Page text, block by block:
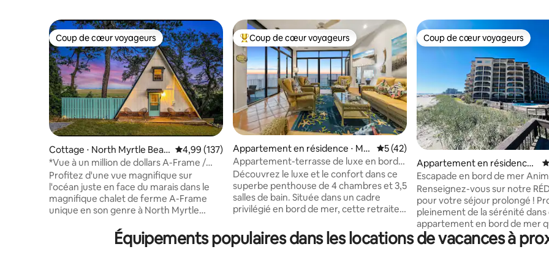
Coup de cœur voyageurs
Coup de cœur voyageurs
Cottage ⋅ North Myrtle Beac
h
Évaluation moyenne sur la base de 137 commentaires : 4,99 sur 5
4,99 (137)
*Vue à un million de dollars A-Frame /
Jacuzzi / Foyer*
Profitez d'une vue magnifique sur
l'océan juste en face du marais dans le
magnifique chalet de ferme A-Frame
unique en son genre à North Myrtle
café et de vos boissons préférées sur la
terrasse arrière tout en regardant le
Coups de cœur voyageurs les plus appréciés
Coup de cœur voyageurs
Appartement en résidence ⋅ Myr
tle Beach
Évaluation moyenne sur la base de 42
5 (42)
Appartement-terrasse de luxe en bord
de mer
Découvrez le luxe et le confort dans ce
superbe penthouse de 4 chambres et 3,5
salles de bain. Située dans un cadre
privilégié en bord de mer, cette retraite
souffle, un mobilier élégant et des
équipements modernes. Profitez d'une
Coup de cœur voyageurs
Coup de cœur voyageurs
Appartement en résidence ⋅
Myrtle Beach
Escapade en bord de mer
acceptés avec vue sur le
Renseignez-vous sur notre
pour votre séjour prolongé ! Profitez
pleinement de la sérénité
appartement en bord de mer
tout ce dont vous avez besoin
profiter pleinement des eaux
Équipements populaires dans les locations de vacances à